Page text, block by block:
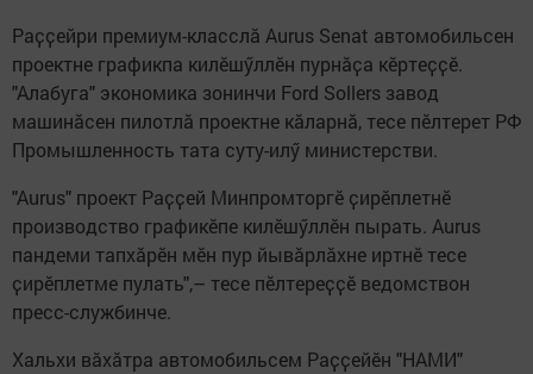
Раҫҫейри премиум-класслӑ Aurus Senat автомобильсен
проектне графикпа килӗшӳллӗн пурнӑҫа кӗртеҫҫӗ.
"Алабуга" экономика зонинчи Ford Sollers завод
машинӑсен пилотлӑ проектне кӑларнӑ, тесе пӗлтерет РФ
Промышленность тата суту-илӳ министерстви.
"Aurus" проект Раҫҫей Минпромторгӗ ҫирӗплетнӗ
производство графикӗпе килӗшӳллӗн пырать. Аurus
пандеми тапхӑрӗн мӗн пур йывӑрлӑхне иртнӗ тесе
ҫирӗплетме пулать",– тесе пӗлтереҫҫӗ ведомствон
пресс-службинче.
Хальхи вӑхӑтра автомобильсем Раҫҫейӗн "НАМИ"